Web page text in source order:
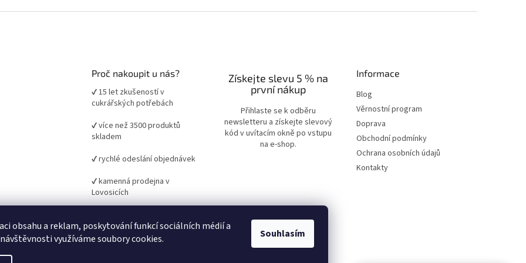
obsahu a reklam, poskytování funkcí sociálních médií a
využíváme soubory cookies.
Souhlasím
Proč nakoupit u nás?
✔ 15 let zkušeností v
cukrářských potřebách
✔ více než 3500 produktů
skladem
✔ rychlé odeslání objednávek
✔ kamenná prodejna v
Lovosicích
pro domácí i profesionální
pečení
Získejte slevu 5 % na
první nákup
Přihlaste se k odběru
newsletteru a získejte slevový
kód v uvítacím okně po vstupu
na e-shop.
Informace
Blog
Věrnostní program
Doprava
Obchodní podmínky
Ochrana osobních údajů
Kontakty